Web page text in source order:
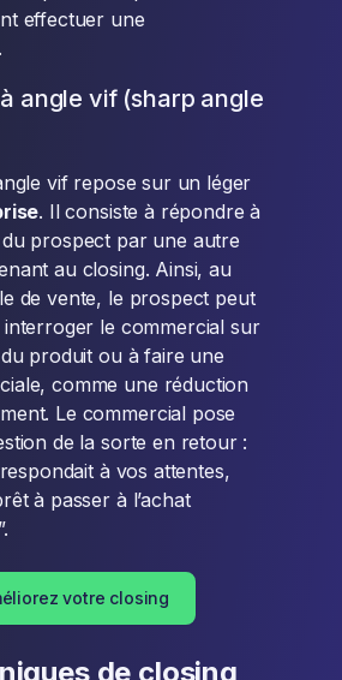
effectuer une
angle vif (sharp angle
vif repose sur un léger
. Il consiste à répondre à
prospect par une autre
au closing. Ainsi, au
de vente, le prospect peut
interroger le commercial sur
produit ou à faire une
comme une réduction
Le commercial pose
de la sorte en retour :
à vos attentes,
à passer à l’achat
votre closing
de closing